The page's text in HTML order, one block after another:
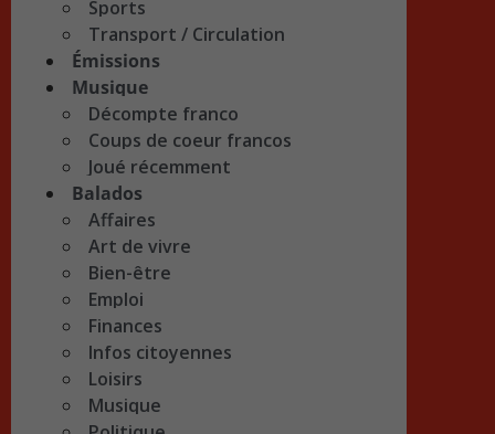
Sports
Transport / Circulation
Émissions
Musique
Décompte franco
Coups de coeur francos
Joué récemment
Balados
Affaires
Art de vivre
Bien-être
Emploi
Finances
Infos citoyennes
Loisirs
Musique